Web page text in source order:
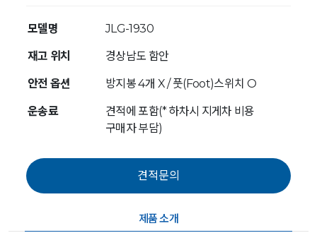
모델명 JLG-1930
재고 위치 경상남도 함안
안전 옵션 방지봉 4개 X / 풋(Foot)스위치 O
운송료
견적에 포함(* 하차시 지게차 비용
구매자 부담)
제품 소개